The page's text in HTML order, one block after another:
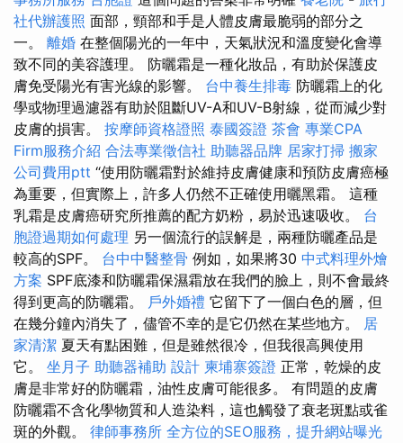
社代辦護照 面部，頸部和手是人體皮膚最脆弱的部分之
一。 離婚 在整個陽光的一年中，天氣狀況和溫度變化會導
致不同的美容護理。 防曬霜是一種化妝品，有助於保護皮
膚免受陽光有害光線的影響。 台中養生排毒 防曬霜上的化
學或物理過濾器有助於阻斷​​UV-A和UV-B射線，從而減少對
皮膚的損害。 按摩師資格證照 泰國簽證 茶會 專業CPA
Firm服務介紹 合法專業徵信社 助聽器品牌 居家打掃 搬家
公司費用ptt “使用防曬霜對於維持皮膚健康和預防皮膚癌極
為重要，但實際上，許多人仍然不正確使用曬黑霜。 這種
乳霜是皮膚癌研究所推薦的配方奶粉，易於迅速吸收。 台
胞證過期如何處理 另一個流行的誤解是，兩種防曬產品是
較高的SPF。 台中中醫整骨 例如，如果將30 中式料理外燴
方案 SPF底漆和防曬霜保濕霜放在我們的臉上，則不會最終
得到更高的防曬霜。 戶外婚禮 它留下了一個白色的層，但
在幾分鐘內消失了，儘管不幸的是它仍然在某些地方。 居
家清潔 夏天有點困難，但是雖然很冷，但我很高興使用
它。 坐月子 助聽器補助 設計 柬埔寨簽證 正常，乾燥的皮
膚是非常好的防曬霜，油性皮膚可能很多。 有問題的皮膚
防曬霜不含化學物質和人造染料，這也觸發了衰老斑點或雀
斑的外觀。 律師事務所 全方位的SEO服務，提升網站曝光